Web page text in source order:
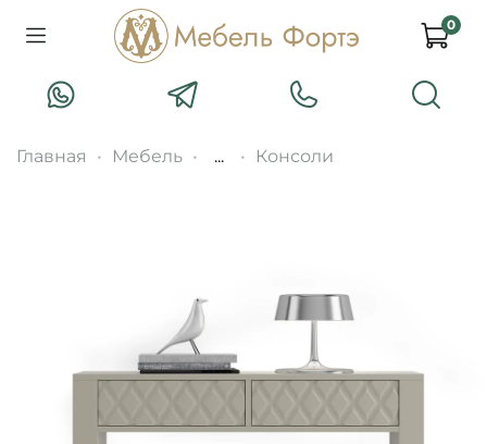
0
Главная Мебель ... Консоли